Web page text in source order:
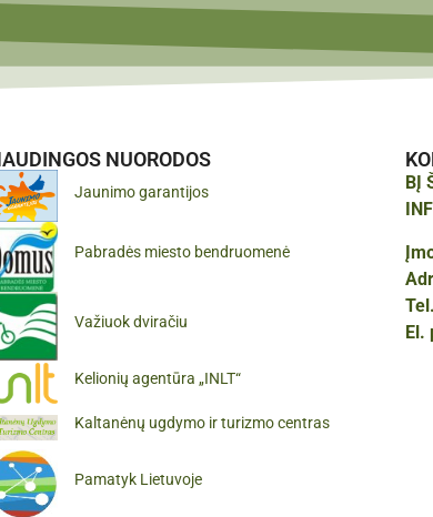
NUORODOS
Jaunimo garantijos
Pabradės miesto bendruomenė
Važiuok dviračiu
Kelionių agentūra „INLT“
Kaltanėnų ugdymo ir turizmo centras
Pamatyk Lietuvoje
BĮ
El.